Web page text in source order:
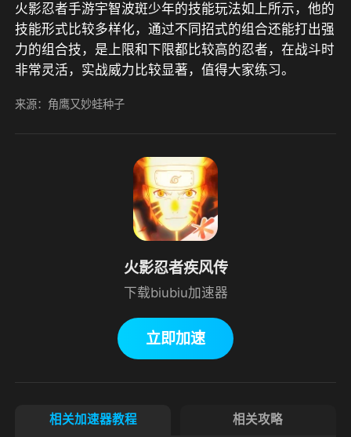
火影忍者手游宇智波斑少年的技能玩法如上所示，他的
技能形式比较多样化，通过不同招式的组合还能打出强
力的组合技，是上限和下限都比较高的忍者，在战斗时
非常灵活，实战威力比较显著，值得大家练习。
来源：角鹰又妙蛙种子
火影忍者疾风传
下载biubiu加速器
立即加速
相关加速器教程 相关攻略